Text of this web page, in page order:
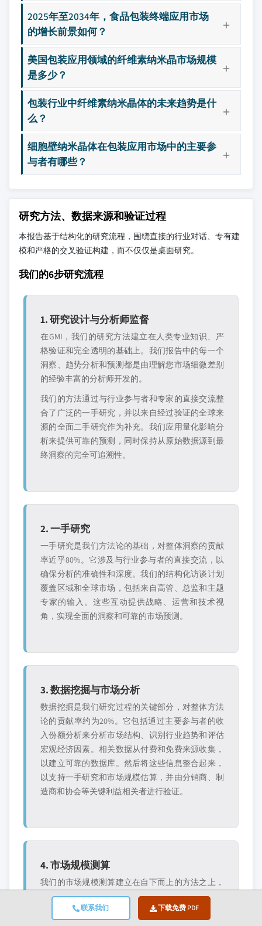
联系我们 下载免费 PDF
2025年至2034年，食品包装终端应用市场
的增长前景如何？
美国包装应用领域的纤维素纳米晶市场规模
是多少？
包装行业中纤维素纳米晶体的未来趋势是什
么？
细胞壁纳米晶体在包装应用市场中的主要参
与者有哪些？
研究方法、数据来源和验证过程
本报告基于结构化的研究流程，围绕直接的行业对话、专有建
模和严格的交叉验证构建，而不仅仅是桌面研究。
我们的6步研究流程
1. 研究设计与分析师监督
在GMI，我们的研究方法建立在人类专业知识、严
格验证和完全透明的基础上。我们报告中的每一个
洞察、趋势分析和预测都是由理解您市场细微差别
的经验丰富的分析师开发的。
我们的方法通过与行业参与者和专家的直接交流整
合了广泛的一手研究，并以来自经过验证的全球来
源的全面二手研究作为补充。我们应用量化影响分
析来提供可靠的预测，同时保持从原始数据源到最
终洞察的完全可追溯性。
2. 一手研究
一手研究是我们方法论的基础，对整体洞察的贡献
率近乎80%。它涉及与行业参与者的直接交流，以
确保分析的准确性和深度。我们的结构化访谈计划
覆盖区域和全球市场，包括来自高管、总监和主题
专家的输入。这些互动提供战略、运营和技术视
角，实现全面的洞察和可靠的市场预测。
3. 数据挖掘与市场分析
数据挖掘是我们研究过程的关键部分，对整体方法
论的贡献率约为20%。它包括通过主要参与者的收
入份额分析来分析市场结构、识别行业趋势和评估
宏观经济因素。相关数据从付费和免费来源收集，
以建立可靠的数据库。然后将这些信息整合起来，
以支持一手研究和市场规模估算，并由分销商、制
造商和协会等关键利益相关者进行验证。
4. 市场规模测算
我们的市场规模测算建立在自下而上的方法之上，
从通过一手访谈直接收集的企业收入数据开始，同
时结合制造商的产量数据以及安装或部署统计数